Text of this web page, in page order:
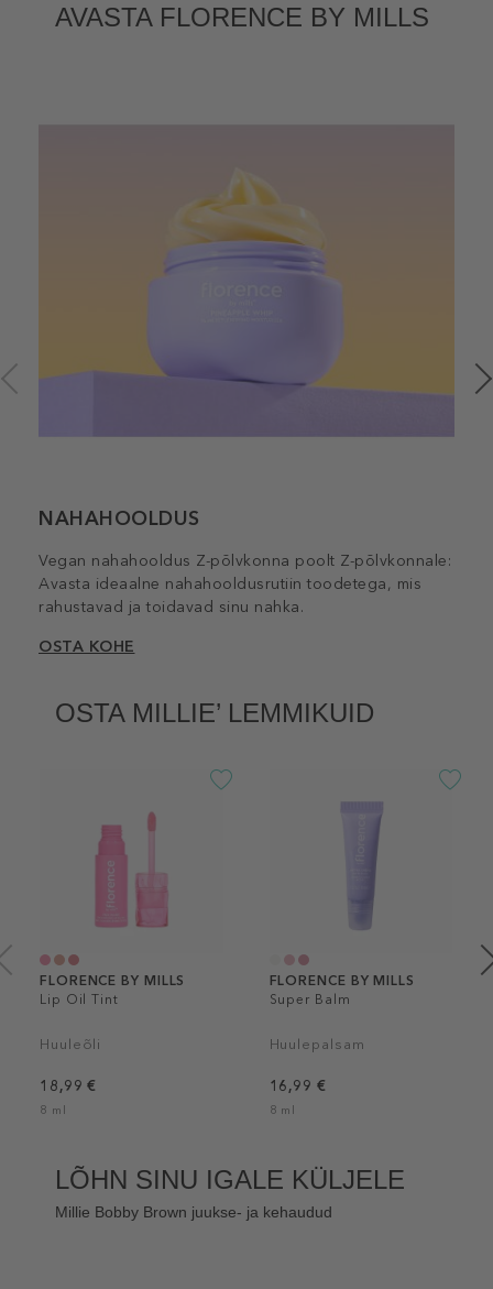
AVASTA FLORENCE BY MILLS
NAHAHOOLDUS
Vegan nahahooldus Z-põlvkonna poolt Z-põlvkonnale:
Avasta ideaalne nahahooldusrutiin toodetega, mis
rahustavad ja toidavad sinu nahka.
OSTA KOHE
OSTA MILLIE’ LEMMIKUID
FLORENCE BY MILLS
Lip Oil Tint
Huuleõli
18,99 €
8 ml
FLORENCE BY MILLS
Super Balm
Huulepalsam
16,99 €
8 ml
LÕHN SINU IGALE KÜLJELE
Millie Bobby Brown juukse- ja kehaudud